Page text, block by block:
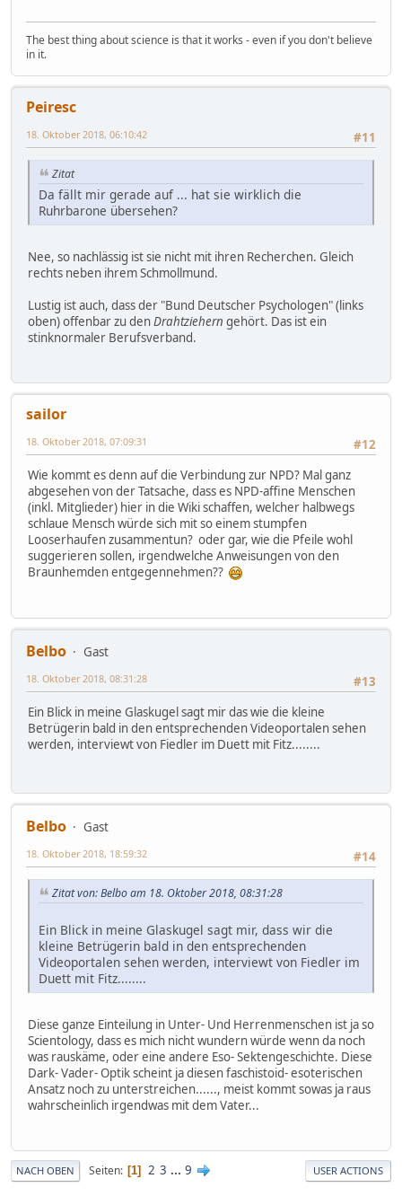
The best thing about science is that it works - even if you don't believe
in it.
Peiresc
#11
18. Oktober 2018, 06:10:42
Zitat
Da fällt mir gerade auf ... hat sie wirklich die
Ruhrbarone übersehen?
Nee, so nachlässig ist sie nicht mit ihren Recherchen. Gleich
rechts neben ihrem Schmollmund.
Lustig ist auch, dass der "Bund Deutscher Psychologen" (links
oben) offenbar zu denDrahtziehern gehört. Das ist ein
stinknormaler Berufsverband.
sailor
#12
18. Oktober 2018, 07:09:31
Wie kommt es denn auf die Verbindung zur NPD? Mal ganz
abgesehen von der Tatsache, dass es NPD-affine Menschen
(inkl. Mitglieder) hier in die Wiki schaffen, welcher halbwegs
schlaue Mensch würde sich mit so einem stumpfen
Looserhaufen zusammentun? oder gar, wie die Pfeile wohl
suggerieren sollen, irgendwelche Anweisungen von den
Braunhemden entgegennehmen??
Belbo
Gast
#13
18. Oktober 2018, 08:31:28
Ein Blick in meine Glaskugel sagt mir das wie die kleine
Betrügerin bald in den entsprechenden Videoportalen sehen
werden, interviewt von Fiedler im Duett mit Fitz........
Belbo
Gast
#14
18. Oktober 2018, 18:59:32
Zitat von: Belbo am 18. Oktober 2018, 08:31:28
Ein Blick in meine Glaskugel sagt mir, dass wir die
kleine Betrügerin bald in den entsprechenden
Videoportalen sehen werden, interviewt von Fiedler im
Duett mit Fitz........
Diese ganze Einteilung in Unter- Und Herrenmenschen ist ja so
Scientology, dass es mich nicht wundern würde wenn da noch
was rauskäme, oder eine andere Eso- Sektengeschichte. Diese
Dark- Vader- Optik scheint ja diesen faschistoid- esoterischen
Ansatz noch zu unterstreichen......, meist kommt sowas ja raus
wahrscheinlich irgendwas mit dem Vater...
NACH OBEN Seiten 1 2 3 ... 9 USER ACTIONS